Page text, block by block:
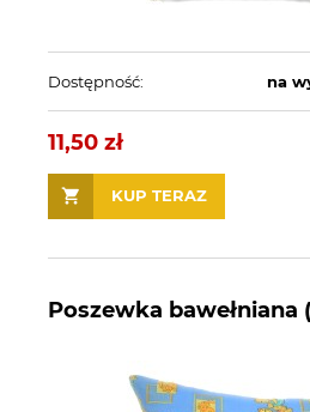
Dostępność: na
11,50 zł
KUP TERAZ
Poszewka bawełniana